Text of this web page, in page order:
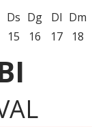
Ds
15
Dg
16
Dl
17
Dm
18